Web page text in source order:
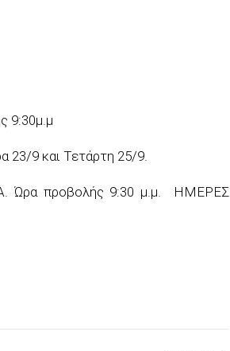
9:30μ.μ
9 και Τετάρτη 25/9.
Ώρα προβολής 9:30 μ.μ. ΗΜΕΡΕΣ